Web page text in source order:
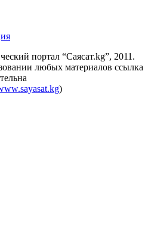
портал “Саясат.kg”, 2011.
любых материалов ссылка
)